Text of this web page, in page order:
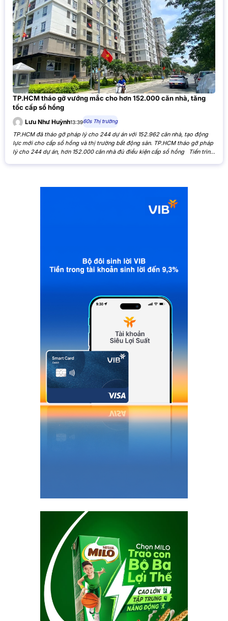
TP.HCM tháo gỡ vướng mắc cho hơn 152.000 căn nhà, tăng
tốc cấp sổ hồng
Lưu Như Huỳnh13:3960s Thị trường
TP.HCM đã tháo gỡ pháp lý cho 244 dự án với 152.962 căn nhà, tạo động
lực mới cho cấp sổ hồng và thị trường bất động sản. TP.HCM tháo gỡ pháp
lý cho 244 dự án, hơn 152.000 căn nhà đủ điều kiện cấp sổ hồng Tiến trình